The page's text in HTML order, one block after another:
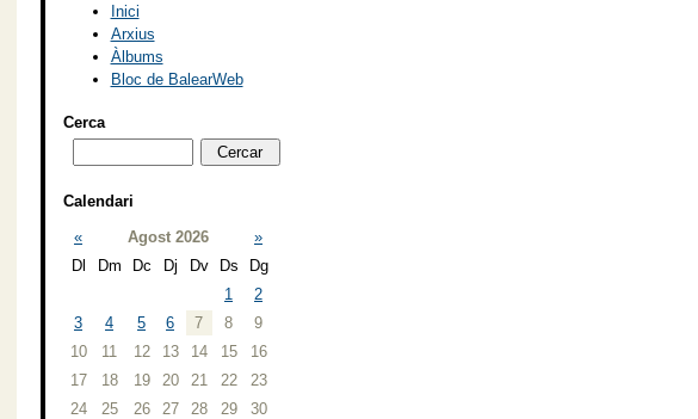
Inici
Arxius
Àlbums
Bloc de BalearWeb
Cerca
Calendari
«
Agost 2026
»
Dl
Dm Dc Dj Dv Ds
Dg
1
2
3
4 5 6 7 8
9
10
11 12 13 14 15
16
17
18 19 20 21 22
23
24
25 26 27 28 29
30